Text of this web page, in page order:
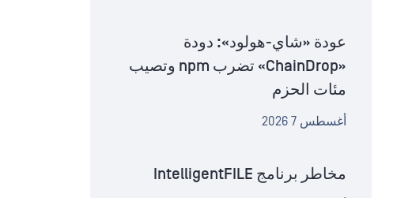
عودة «شاي-هولود»: دودة
«ChainDrop» تضرب npm وتصيب
مئات الحزم
أغسطس 7 2026
مخاطر برنامج IntelligentFILE